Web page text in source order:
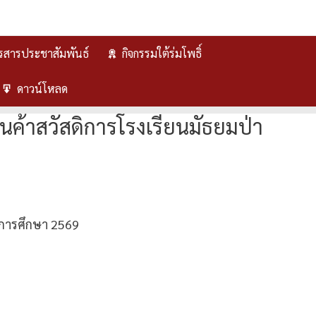
สารประชาสัมพันธ์ กิจกรรมใต้ร่มโพธิ์
ดาวน์โหลด
ค้าสวัสดิการโรงเรียนมัธยมป่า
ารศึกษา 2569